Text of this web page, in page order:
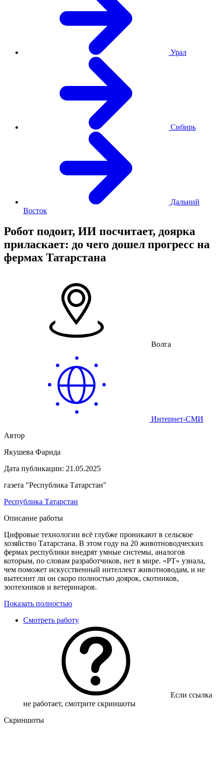
Урал
Сибирь
Дальний
Восток
Робот подоит, ИИ посчитает, доярка
приласкает: до чего дошел прогресс на
фермах Татарстана
Волга
Интернет-СМИ
Автор
Якушева Фарида
Дата публикации: 21.05.2025
газета "Республика Татарстан"
Республика Татарстан
Описание работы
Цифровые технологии всё глубже проникают в сельское
хозяйство Татарстана. В этом году на 20 животноводческих
фермах республики внедрят умные системы, аналогов
которым, по словам разработчиков, нет в мире. «РТ» узнала,
чем поможет искусственный интеллект животноводам, и не
вытеснит ли он скоро полностью доярок, скотников,
зоотехников и ветеринаров.
Показать полностью
Смотреть работу
Если ссылка
не работает, смотрите скриншоты
Скриншоты